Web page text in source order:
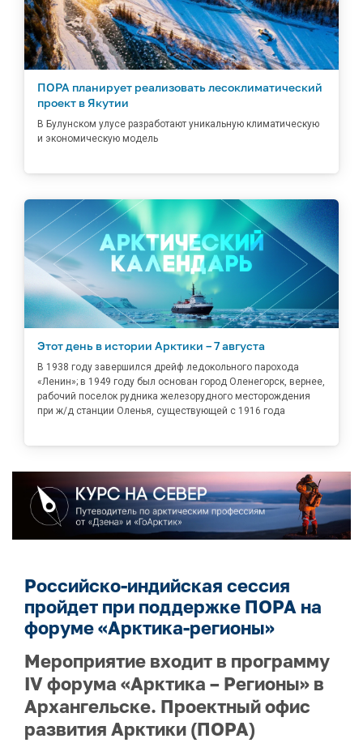
ПОРА планирует реализовать лесоклиматический
проект в Якутии
В Булунском улусе разработают уникальную климатическую
и экономическую модель
Этот день в истории Арктики – 7 августа
В 1938 году завершился дрейф ледокольного парохода
«Ленин»; в 1949 году был основан город Оленегорск, вернее,
рабочий поселок рудника железорудного месторождения
при ж/д станции Оленья, существующей с 1916 года
Российско-индийская сессия
пройдет при поддержке ПОРА на
форуме «Арктика-регионы»
Мероприятие входит в программу
IV форума «Арктика – Регионы» в
Архангельске. Проектный офис
развития Арктики (ПОРА)